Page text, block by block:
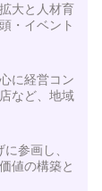
大と人材育
・イベント
に経営コン
など、地域
参画し、
値の構築と